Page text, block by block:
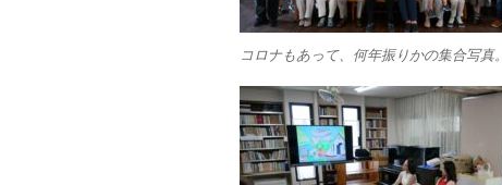
コロナもあって、何年振りかの集合写真。